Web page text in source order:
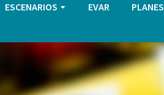
ESCENARIOS EVAR PLANES